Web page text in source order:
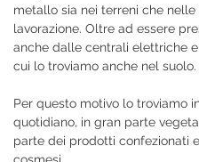
metallo sia nei terreni che
lavorazione. Oltre ad essere
anche dalle centrali elettriche
cui lo troviamo anche nel suolo.
Per questo motivo lo troviamo
quotidiano, in gran parte
parte dei prodotti confezionati
cosmesi.